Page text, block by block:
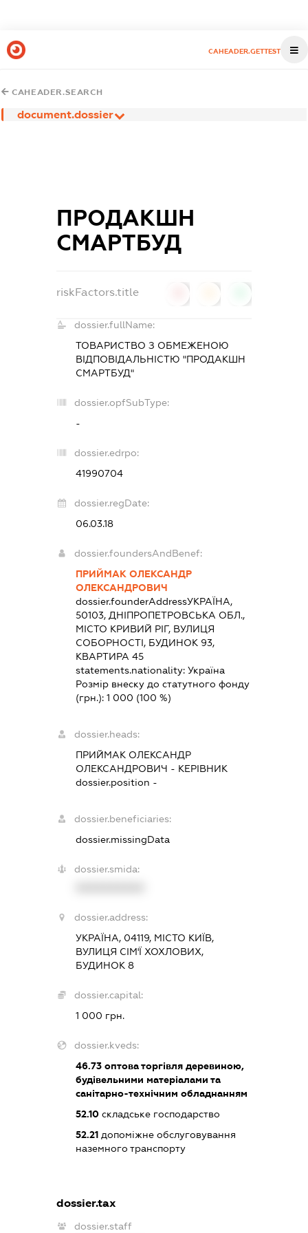
CAHEADER.GETTEST
CAHEADER.SEARCH
document.dossier
ПРОДАКШН
СМАРТБУД
riskFactors.title
dossier.fullName:
ТОВАРИСТВО З ОБМЕЖЕНОЮ
ВІДПОВІДАЛЬНІСТЮ "ПРОДАКШН
СМАРТБУД"
dossier.opfSubType:
-
dossier.edrpo:
41990704
dossier.regDate:
06.03.18
dossier.foundersAndBenef:
ПРИЙМАК ОЛЕКСАНДР
ОЛЕКСАНДРОВИЧ
dossier.founderAddressУКРАЇНА,
50103, ДНІПРОПЕТРОВСЬКА ОБЛ.,
МІСТО КРИВИЙ РІГ, ВУЛИЦЯ
СОБОРНОСТІ, БУДИНОК 93,
КВАРТИРА 45
statements.nationality: Україна
Розмір внеску до статутного фонду
(грн.): 1 000 (100 %)
dossier.heads:
ПРИЙМАК ОЛЕКСАНДР
ОЛЕКСАНДРОВИЧ - КЕРІВНИК
dossier.position -
dossier.beneficiaries:
dossier.missingData
dossier.smida:
dossier.address:
УКРАЇНА, 04119, МІСТО КИЇВ,
ВУЛИЦЯ СІМ'Ї ХОХЛОВИХ,
БУДИНОК 8
dossier.capital:
1 000 грн.
dossier.kveds:
46.73оптова торгівля деревиною,
будівельними матеріалами та
санітарно-технічним обладнанням
52.10складське господарство
52.21допоміжне обслуговування
наземного транспорту
dossier.tax
dossier.staff